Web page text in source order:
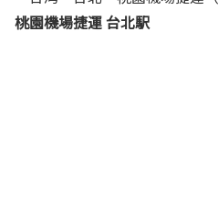
桃園機場捷運 台北駅